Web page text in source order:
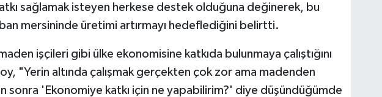
sağlamak isteyen herkese destek olduğuna değinerek, bu
mersininde üretimi artırmayı hedeflediğini belirtti.
işçileri gibi ülke ekonomisine katkıda bulunmaya çalıştığını
"Yerin altında çalışmak gerçekten çok zor ama madenden
sonra 'Ekonomiye katkı için ne yapabilirim?' diye düşündüğümde